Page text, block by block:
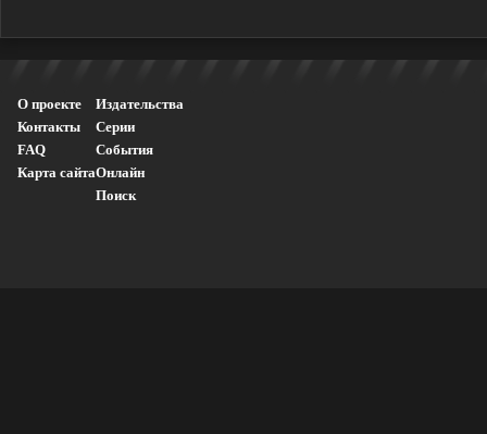
О проекте
Контакты
FAQ
Карта сайта
Издательства
Серии
События
Онлайн
Поиск